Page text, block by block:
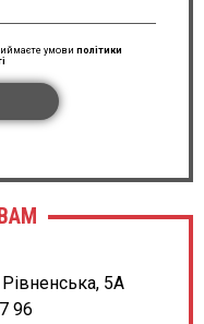
умови політики
5А
96